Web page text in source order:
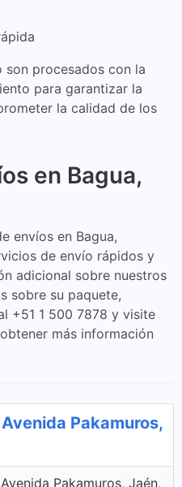
son procesados ​​con la
para garantizar la
la calidad de los
en Bagua,
envíos en Bagua,
de envío rápidos y
adicional sobre nuestros
sobre su paquete,
+51 1 500 7878 y visite
más información
Pakamuros,
Pakamuros, Jaén,